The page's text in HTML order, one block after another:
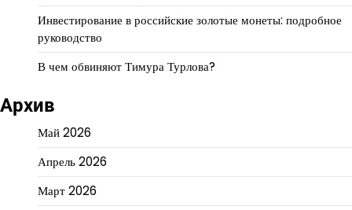
Инвестирование в российские золотые монеты: подробное
руководство
В чем обвиняют Тимура Турлова?
Архив
Май 2026
Апрель 2026
Март 2026